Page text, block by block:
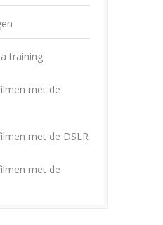
training
met de
met de DSLR
met de